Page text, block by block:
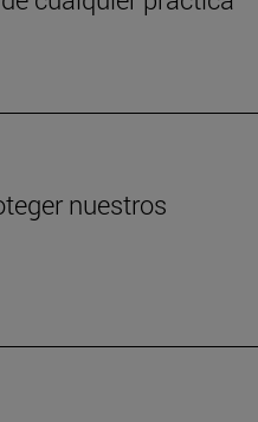
nuestros